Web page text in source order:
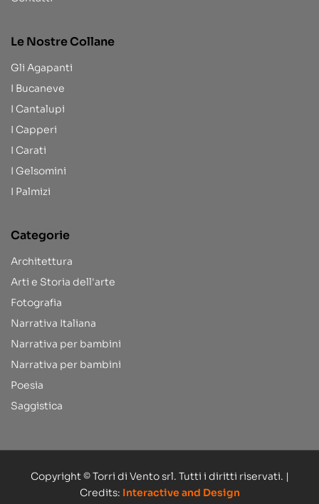
Le Nostre Collane
Gli Agapanti
I Bucaneve
I Cantalupi
I Capperi
I Carati
I Gelsomini
I Palmizi
Categorie
Architettura
Arti e Storia dell'arte
Fotografia
Narrativa Italiana
Narrativa per bambini
Narrativa per bambini
Poesia
Saggistica
Copyright © Torri di Vento srl. Tutti i diritti riservati. |
Credits: Interactive and Design